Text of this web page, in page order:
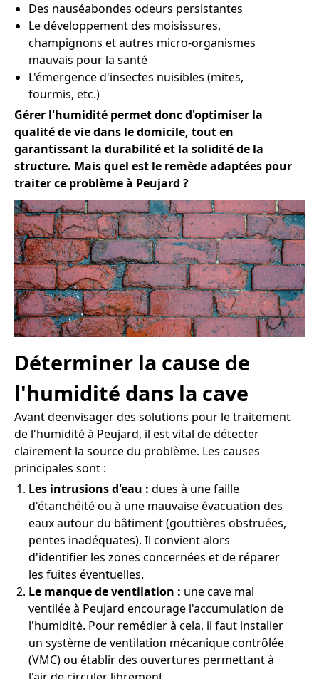
Des nauséabondes odeurs persistantes
Le développement des moisissures,
champignons et autres micro-organismes
mauvais pour la santé
L'émergence d'insectes nuisibles (mites,
fourmis, etc.)
Gérer l'humidité permet donc d'optimiser la
qualité de vie dans le domicile, tout en
garantissant la durabilité et la solidité de la
structure. Mais quel est le remède adaptées pour
traiter ce problème à Peujard ?
Déterminer la cause de
l'humidité dans la cave
Avant deenvisager des solutions pour le traitement
de l'humidité à Peujard, il est vital de détecter
clairement la source du problème. Les causes
principales sont :
Les intrusions d'eau : dues à une faille
d'étanchéité ou à une mauvaise évacuation des
eaux autour du bâtiment (gouttières obstruées,
pentes inadéquates). Il convient alors
d'identifier les zones concernées et de réparer
les fuites éventuelles.
Le manque de ventilation : une cave mal
ventilée à Peujard encourage l'accumulation de
l'humidité. Pour remédier à cela, il faut installer
un système de ventilation mécanique contrôlée
(VMC) ou établir des ouvertures permettant à